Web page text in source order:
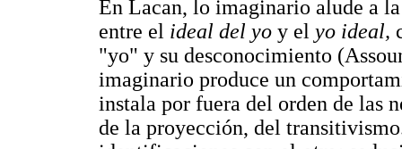
En Lacan, lo imaginario alude a
entre el ideal del yo y el yo ideal,
"yo" y su desconocimiento
imaginario produce un
instala por fuera del orden de las
de la proyección, del